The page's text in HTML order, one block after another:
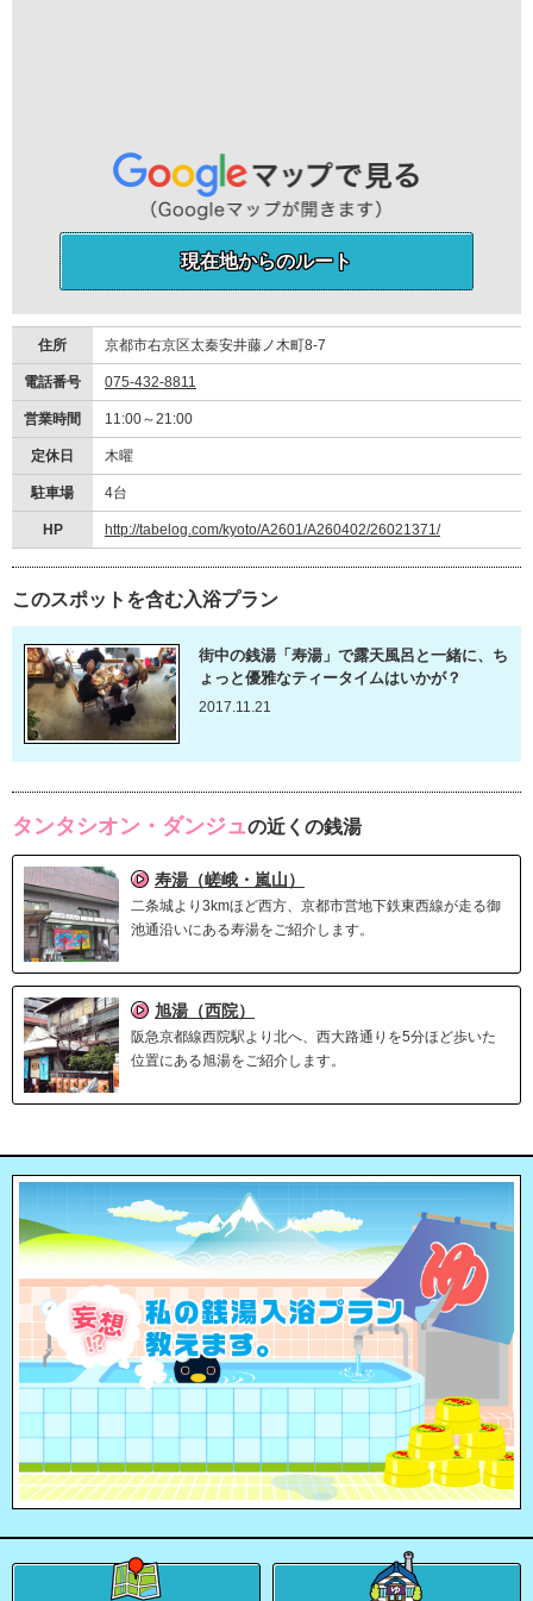
現在地からのルート
住所 京都市右京区太秦安井藤ノ木町8-7
電話番号 075-432-8811
営業時間 11:00～21:00
定休日 木曜
駐車場 4台
HP http://tabelog.com/kyoto/A2601/A260402/26021371/
このスポットを含む入浴プラン
街中の銭湯「寿湯」で露天風呂と一緒に、ち
ょっと優雅なティータイムはいかが？
2017.11.21
タンタシオン・ダンジュの近くの銭湯
寿湯（嵯峨・嵐山）
二条城より3kmほど西方、京都市営地下鉄東西線が走る御
池通沿いにある寿湯をご紹介します。
旭湯（西院）
阪急京都線西院駅より北へ、西大路通りを5分ほど歩いた
位置にある旭湯をご紹介します。